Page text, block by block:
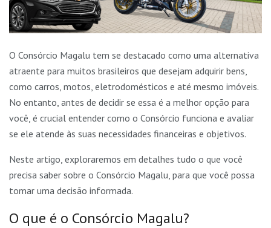
O Consórcio Magalu tem se destacado como uma alternativa
atraente para muitos brasileiros que desejam adquirir bens,
como carros, motos, eletrodomésticos e até mesmo imóveis.
No entanto, antes de decidir se essa é a melhor opção para
você, é crucial entender como o Consórcio funciona e avaliar
se ele atende às suas necessidades financeiras e objetivos.
Neste artigo, exploraremos em detalhes tudo o que você
precisa saber sobre o Consórcio Magalu, para que você possa
tomar uma decisão informada.
O que é o Consórcio Magalu?